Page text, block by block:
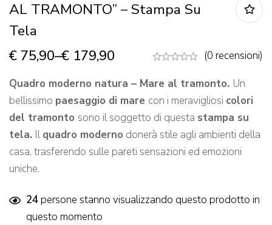
AL TRAMONTO” – Stampa Su
Tela
€ 75,90–€ 179,90
(0 recensioni)
Quadro moderno natura – Mare al tramonto. Un
bellissimo paesaggio di mare con i meravigliosi colori
del tramonto sono il soggetto di questa stampa su
tela. Ilquadro moderno donerà stile agli ambienti della
casa, trasferendo sulle pareti sensazioni ed emozioni
uniche.
24persone stanno visualizzando questo prodotto in
questo momento